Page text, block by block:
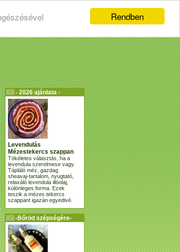
Rendben
- 2026 ajánlata -
Levendulás
Mézestekercs szappan
Tökéletes választás, ha a
levendula szerelmese vagy.
Tápláló méz, gazdag
sheavaj-tartalom, nyugtató,
relaxáló levendula illóolaj,
különleges forma. Ezek
teszik a mézes tekercs
szappant igazán egyedivé.
-Bőröd szépségére-